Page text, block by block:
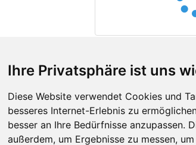
Ihre Privatsphäre ist uns
Diese Website verwendet Cookies und
besseres Internet-Erlebnis zu
besser an Ihre Bedürfnisse anzupassen.
außerdem, um Ergebnisse zu messen,
Контакты
Оставить отзыв
Twitter